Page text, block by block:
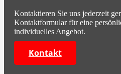
Kontaktieren Sie uns jederzeit
Kontaktformular für eine
individuelles Angebot.
Kontakt